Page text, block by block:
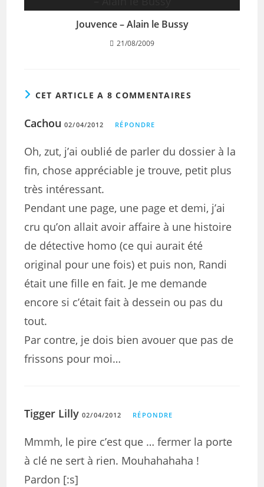
Jouvence – Alain le Bussy
21/08/2009
CET ARTICLE A 8 COMMENTAIRES
Cachou 02/04/2012 RÉPONDRE
Oh, zut, j’ai oublié de parler du dossier à la
fin, chose appréciable je trouve, petit plus
très intéressant.
Pendant une page, une page et demi, j’ai
cru qu’on allait avoir affaire à une histoire
de détective homo (ce qui aurait été
original pour une fois) et puis non, Randi
était une fille en fait. Je me demande
encore si c’était fait à dessein ou pas du
tout.
Par contre, je dois bien avouer que pas de
frissons pour moi…
Tigger Lilly 02/04/2012 RÉPONDRE
Mmmh, le pire c’est que … fermer la porte
à clé ne sert à rien. Mouhahahaha !
Pardon [:s]